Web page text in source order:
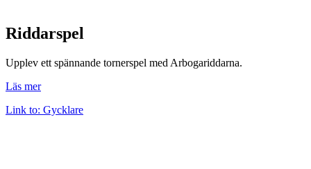
Riddarspel
Upplev ett spännande tornerspel med Arbogariddarna.
Läs mer
Link to: Gycklare